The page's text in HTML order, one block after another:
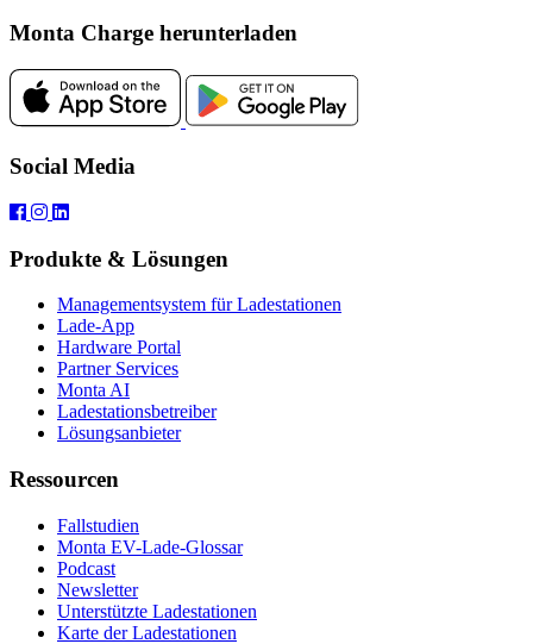
Monta Charge herunterladen
Social Media
Produkte & Lösungen
Managementsystem für Ladestationen
Lade-App
Hardware Portal
Partner Services
Monta AI
Ladestationsbetreiber
Lösungsanbieter
Ressourcen
Fallstudien
Monta EV-Lade-Glossar
Podcast
Newsletter
Unterstützte Ladestationen
Karte der Ladestationen